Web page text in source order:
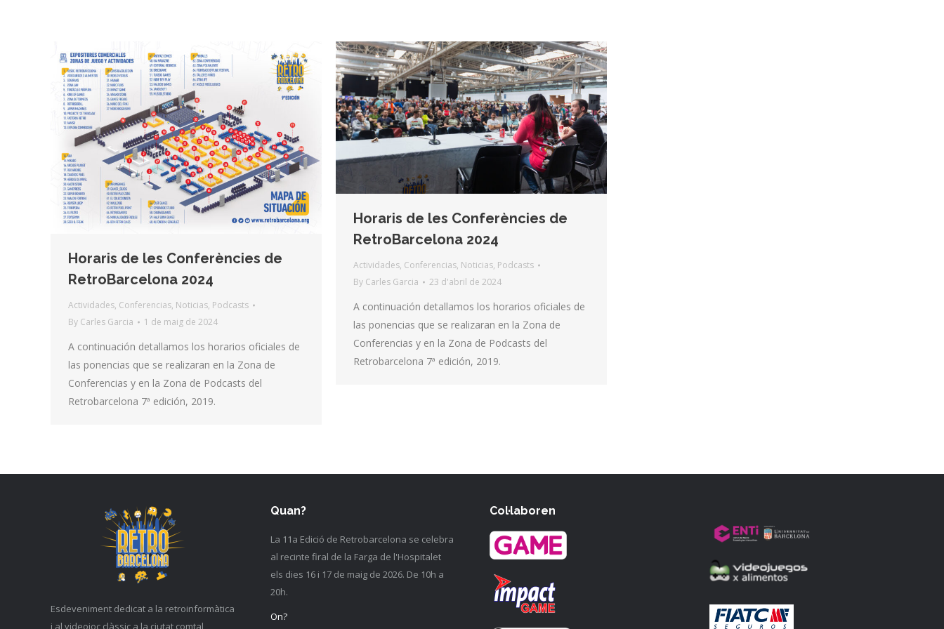
Horaris de les Conferències de
RetroBarcelona 2024
Actividades, Conferencias, Noticias, Podcasts
By Carles Garcia 1 de maig de 2024
A continuación detallamos los horarios oficiales de
las ponencias que se realizaran en la Zona de
Conferencias y en la Zona de Podcasts del
Retrobarcelona 7ª edición, 2019.
Horaris de les Conferències de
RetroBarcelona 2024
Actividades, Conferencias, Noticias, Podcasts
By Carles Garcia 23 d'abril de 2024
A continuación detallamos los horarios oficiales de
las ponencias que se realizaran en la Zona de
Conferencias y en la Zona de Podcasts del
Retrobarcelona 7ª edición, 2019.
Esdeveniment dedicat a la retroinformàtica
i al videojoc clàssic a la ciutat comtal,
Quan?
La 11a Edició de Retrobarcelona se celebra
al recinte firal de la Farga de l'Hospitalet
els dies 16 i 17 de maig de 2026. De 10h a
20h.
On?
Col·laboren